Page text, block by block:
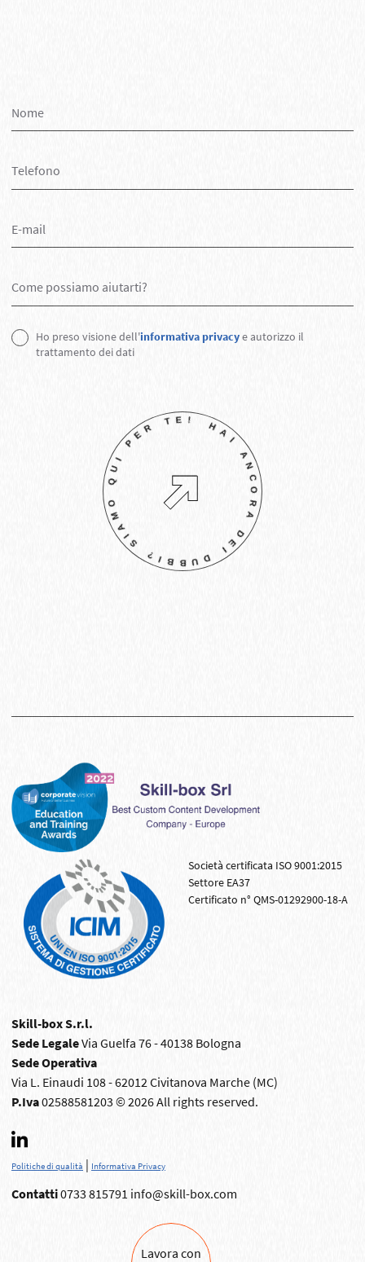
Ho preso visione dell'informativa privacye autorizzo il
trattamento dei dati
HA
I
A
N
C
O
R
A
D
E
I
D
U
B
B
I?
S
I
A
M
O
Q
U
I
P
E
R
T
E
!
Società certificata ISO 9001:2015
Settore EA37
Certificato n° QMS-01292900-18-A
Skill-box S.r.l.
Sede LegaleVia Guelfa 76 - 40138 Bologna
Sede Operativa
Via L. Einaudi 108 - 62012 Civitanova Marche (MC)
P.Iva02588581203 © 2026 All rights reserved.
Politiche di qualità | Informativa Privacy
Contatti0733 815791 info@skill-box.com
Lavora con